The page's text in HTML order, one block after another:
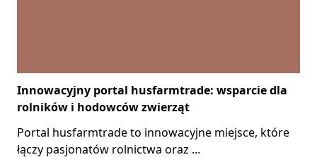
Innowacyjny portal husfarmtrade: wsparcie dla
rolników i hodowców zwierząt
Portal husfarmtrade to innowacyjne miejsce, które
łączy pasjonatów rolnictwa oraz ...